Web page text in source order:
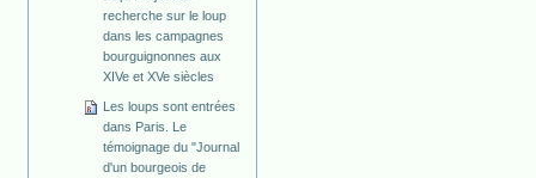
recherche sur le loup
dans les campagnes
bourguignonnes aux
XIVe et XVe siècles
Les loups sont entrées
dans Paris. Le
témoignage du "Journal
d'un bourgeois de